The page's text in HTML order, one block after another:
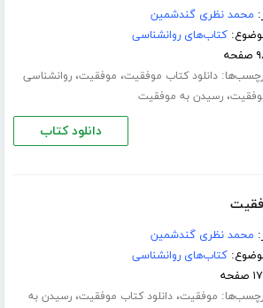
محمد نظری گندشمین
کتاب‌های روانشناسی
دانلود کتاب موفقیت، موفقیت،روانشناسی
،رسیدن به موفقیت
دانلود کتاب
محمد نظری گندشمین
کتاب‌های روانشناسی
موفقیت،دانلود کتاب موفقیت،رسیدن به